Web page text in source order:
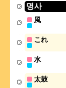
명사
風
これ
水
太鼓